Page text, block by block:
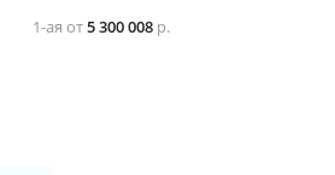
1-ая от5 300 008 р.